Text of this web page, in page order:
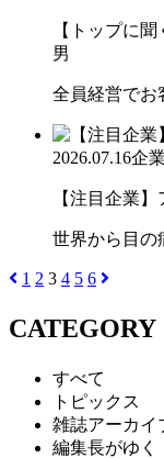
【トップに
男
全員経営でお
2026.07.16企
【注目企業
世界から目の
1 2 3 4 5 6
CATEGORY
すべて
トピックス
雑誌アーカイ
編集長がゆく